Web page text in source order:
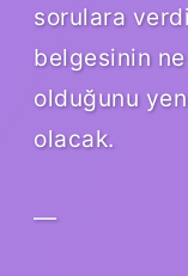
sorulara
belgesinin
olduğunu
olacak.
—